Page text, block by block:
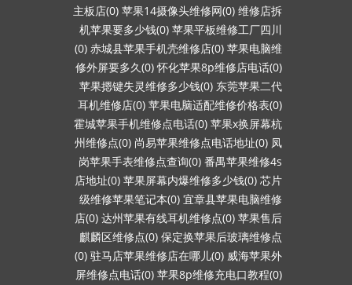
主板店(0) 苹果14摄像头维修网(0) 维修店拆
机苹果要多少钱(0) 苹果平板维修工厂四川
(0) 赤城县苹果手机壳维修店(0) 苹果电脑维
修外屏要多久(0) 怀化苹果8p维修店电话(0)
苹果摁键失灵维修多少钱(0) 东莞苹果二代
耳机维修店(0) 苹果电脑适配维修价格表(0)
霍城苹果手机维修点电话(0) 苹果x换屏幕杭
州维修点(0) 尚易苹果维修点电话地址(0) 凤
岗苹果手表维修点查询(0) 番禺苹果维修4s
店地址(0) 苹果屏幕内爆维修多少钱(0) 芯片
级维修苹果笔记本(0) 宜章县苹果电脑维修
店(0) 达州苹果有线耳机维修点(0) 苹果售后
麒麟区维修点(0) 保定换苹果后玻璃维修点
(0) 驻马店苹果维修店在哪儿(0) 威海苹果外
屏维修点电话(0) 苹果8p维修充电口教程(0)